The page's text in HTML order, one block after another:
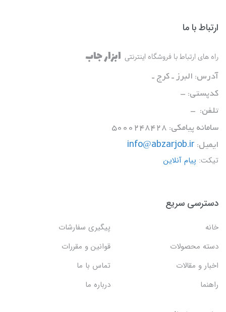
ارتباط با ما
راه های ارتباط با فروشگاه اینترنتی ابزار جاب
آدرس: البرز ـ کرج ـ
کدپستی: -
تلفن: -
سامانه پیامکی: 5000248428
ایمیل: info@abzarjob.ir
تیکت: پیام آنلاین
دسترسی سریع
خانه
پیگیری سفارشات
دسته محصولات
قوانین و مقررات
اخبار و مقالات
تماس با ما
راهنما
درباره ما